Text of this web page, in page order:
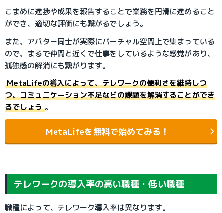
こまめに進捗や成果を報告することで業務を円滑に進めること
ができ、適切な評価にも繋がるでしょう。
また、アバター同士が実際にバーチャル空間上で集まっている
ので、まるで仲間と近くで仕事をしているような感覚があり、
孤独感の解消にも繋がります。
MetaLifeの導入によって、テレワークの便利さを維持しつ
つ、コミュニケーション不足などの課題を解消することができ
るでしょう。
MetaLifeを無料で始めてみる！
テレワークの導入率の高い職種・低い職種
職種によって、テレワーク導入率は異なります。